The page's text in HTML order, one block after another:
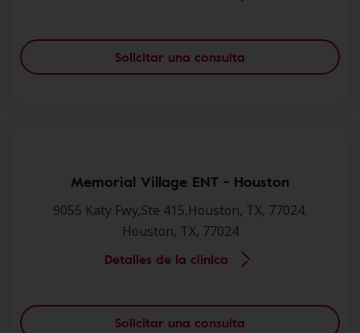
Solicitar una consulta
Memorial Village ENT - Houston
9055 Katy Fwy,Ste 415,Houston, TX, 77024.
Houston, TX, 77024
Detalles de la clínica
Solicitar una consulta